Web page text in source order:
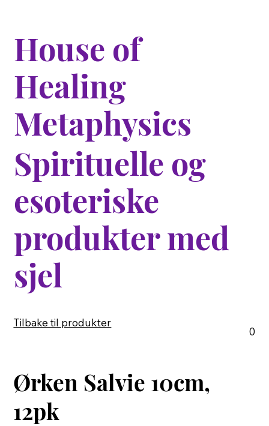
House of
Healing
Metaphysics
Spirituelle og
esoteriske
produkter med
sjel
Tilbake til produkter
0
Ørken Salvie 10cm,
12pk